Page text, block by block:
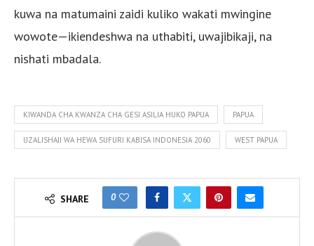
kuwa na matumaini zaidi kuliko wakati mwingine
wowote—ikiendeshwa na uthabiti, uwajibikaji, na
nishati mbadala.
KIWANDA CHA KWANZA CHA GESI ASILIA HUKO PAPUA PAPUA
UZALISHAJI WA HEWA SUFURI KABISA INDONESIA 2060 WEST PAPUA
SHARE 0